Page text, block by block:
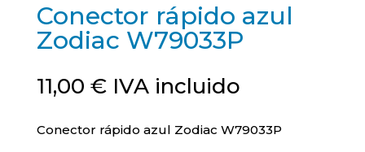
Conector rápido azul
Zodiac W79033P
11,00 € IVA incluido
Conector rápido azul Zodiac W79033P